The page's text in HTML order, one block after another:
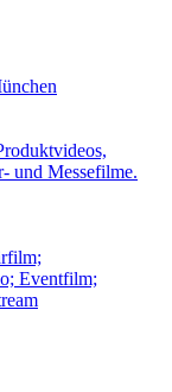
und Messefilme.
Eventfilm;